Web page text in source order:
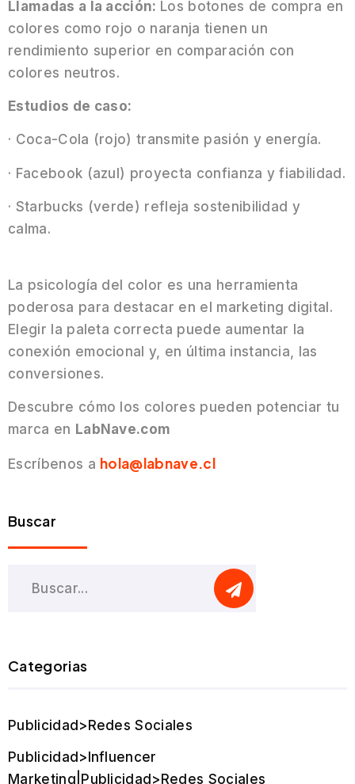
Llamadas a la acción: Los botones de compra en
colores como rojo o naranja tienen un
rendimiento superior en comparación con
colores neutros.
Estudios de caso:
· Coca-Cola (rojo) transmite pasión y energía.
· Facebook (azul) proyecta confianza y fiabilidad.
· Starbucks (verde) refleja sostenibilidad y
calma.
La psicología del color es una herramienta
poderosa para destacar en el marketing digital.
Elegir la paleta correcta puede aumentar la
conexión emocional y, en última instancia, las
conversiones.
Descubre cómo los colores pueden potenciar tu
marca en LabNave.com
Escríbenos a hola@labnave.cl
Buscar
Categorias
Publicidad>Redes Sociales
Publicidad>Influencer
Marketing|Publicidad>Redes Sociales